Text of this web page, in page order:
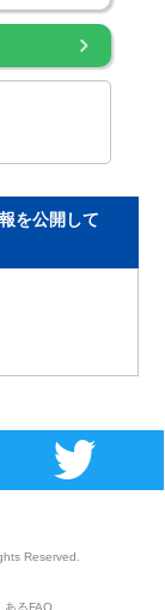
を公開して
Reserved.